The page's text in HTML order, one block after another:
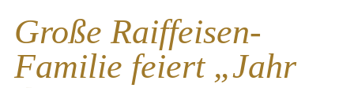
Große Raiffeisen-
Familie feiert „Jahr